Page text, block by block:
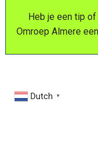
Heb je een tip
Omroep Almere
Dutch ▼